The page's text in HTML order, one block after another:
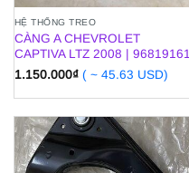
HỆ THỐNG TREO
CÀNG A CHEVROLET
CAPTIVA LTZ 2008 | 96819161
1.150.000₫ ( ~ 45.63 USD)